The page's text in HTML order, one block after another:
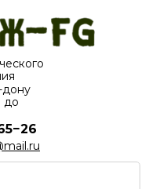
дону
до